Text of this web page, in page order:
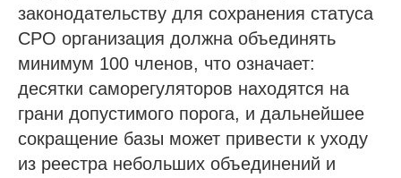
законодательству для сохранения статуса
СРО организация должна объединять
минимум 100 членов, что означает:
десятки саморегуляторов находятся на
грани допустимого порога, и дальнейшее
сокращение базы может привести к уходу
из реестра небольших объединений и